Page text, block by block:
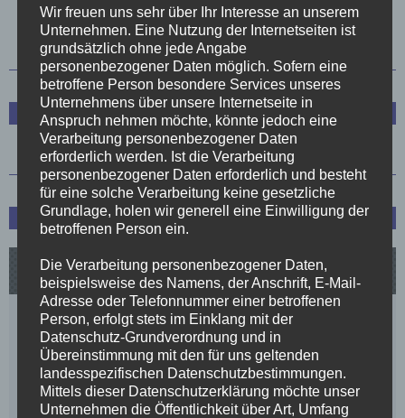
1 2 3 4 5
Trainerstab
Spielplan und Tabelle
Wir freuen uns sehr über Ihr Interesse an unserem
Unternehmen. Eine Nutzung der Internetseiten ist
grundsätzlich ohne jede Angabe
personenbezogener Daten möglich. Sofern eine
betroffene Person besondere Services unseres
Unternehmens über unsere Internetseite in
Anspruch nehmen möchte, könnte jedoch eine
Verarbeitung personenbezogener Daten
erforderlich werden. Ist die Verarbeitung
personenbezogener Daten erforderlich und besteht
für eine solche Verarbeitung keine gesetzliche
Grundlage, holen wir generell eine Einwilligung der
betroffenen Person ein.
Die Verarbeitung personenbezogener Daten,
beispielsweise des Namens, der Anschrift, E-Mail-
Adresse oder Telefonnummer einer betroffenen
Person, erfolgt stets im Einklang mit der
Datenschutz-Grundverordnung und in
Übereinstimmung mit den für uns geltenden
landesspezifischen Datenschutzbestimmungen.
Mittels dieser Datenschutzerklärung möchte unser
Unternehmen die Öffentlichkeit über Art, Umfang